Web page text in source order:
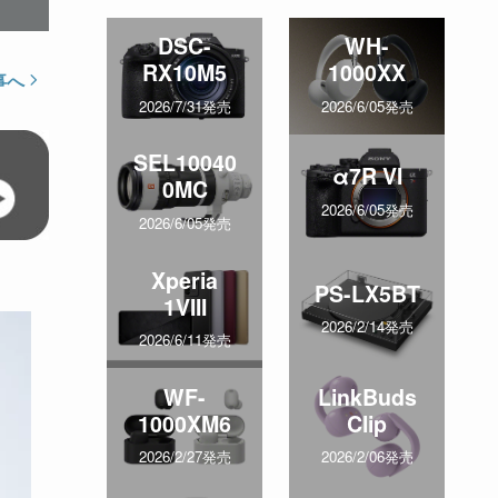
へ
DSC-
RX10M5
2026/7/31発売
WH-
1000XX
2026/6/05発売
SEL10040
0MC
2026/6/05発売
α7R VI
2026/6/05発売
Xperia
1VIII
2026/6/11発売
PS-LX5BT
2026/2/14発売
WF-
1000XM6
2026/2/27発売
LinkBuds
Clip
2026/2/06発売